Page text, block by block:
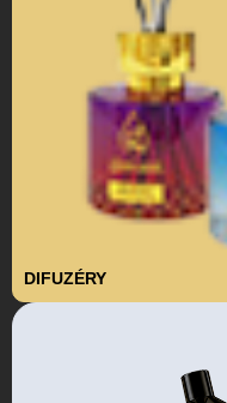
DIFUZÉRY